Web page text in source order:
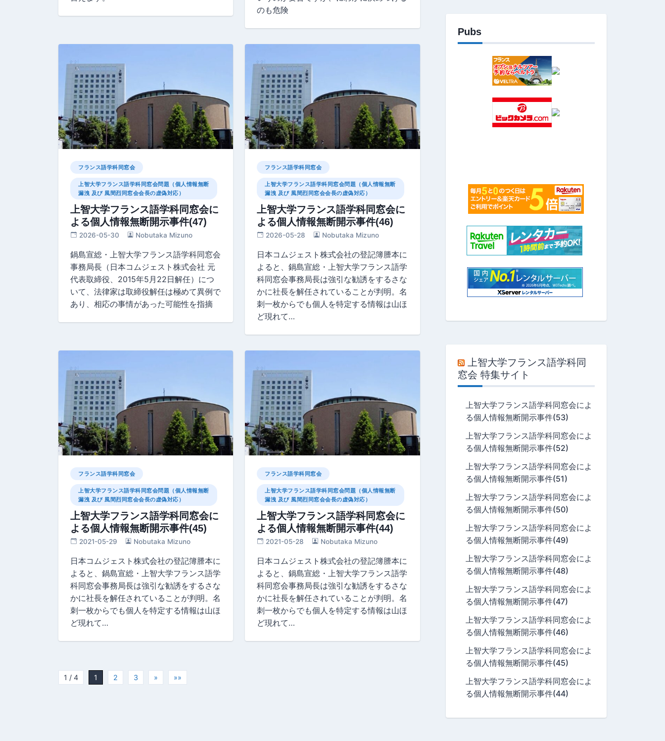
のも危険
フランス語学科同窓会
上智大学フランス語学科同窓会問題（個人情報無断
漏洩 及び 風間烈同窓会会長の虚偽対応）
上智大学フランス語学科同窓会に
よる個人情報無断開示事件(47)
2026-05-30 Nobutaka Mizuno
鍋島宣総・上智大学フランス語学科同窓会
事務局長（日本コムジェスト株式会社 元
代表取締役、2015年5月22日解任）につ
いて、法律家は取締役解任は極めて異例で
あり、相応の事情があった可能性を指摘
フランス語学科同窓会
上智大学フランス語学科同窓会問題（個人情報無断
漏洩 及び 風間烈同窓会会長の虚偽対応）
上智大学フランス語学科同窓会に
よる個人情報無断開示事件(46)
2026-05-28 Nobutaka Mizuno
日本コムジェスト株式会社の登記簿謄本に
よると、鍋島宣総・上智大学フランス語学
科同窓会事務局長は強引な勧誘をするさな
かに社長を解任されていることが判明。名
刺一枚からでも個人を特定する情報は山ほ
ど現れて…
フランス語学科同窓会
上智大学フランス語学科同窓会問題（個人情報無断
漏洩 及び 風間烈同窓会会長の虚偽対応）
上智大学フランス語学科同窓会に
よる個人情報無断開示事件(45)
2021-05-29 Nobutaka Mizuno
日本コムジェスト株式会社の登記簿謄本に
よると、鍋島宣総・上智大学フランス語学
科同窓会事務局長は強引な勧誘をするさな
かに社長を解任されていることが判明。名
刺一枚からでも個人を特定する情報は山ほ
ど現れて…
フランス語学科同窓会
上智大学フランス語学科同窓会問題（個人情報無断
漏洩 及び 風間烈同窓会会長の虚偽対応）
上智大学フランス語学科同窓会に
よる個人情報無断開示事件(44)
2021-05-28 Nobutaka Mizuno
日本コムジェスト株式会社の登記簿謄本に
よると、鍋島宣総・上智大学フランス語学
科同窓会事務局長は強引な勧誘をするさな
かに社長を解任されていることが判明。名
刺一枚からでも個人を特定する情報は山ほ
ど現れて…
1 / 4 1 2 3 » »»
Pubs
上智大学フランス語学科同
窓会 特集サイト
上智大学フランス語学科同窓会によ
る個人情報無断開示事件(53)
上智大学フランス語学科同窓会によ
る個人情報無断開示事件(52)
上智大学フランス語学科同窓会によ
る個人情報無断開示事件(51)
上智大学フランス語学科同窓会によ
る個人情報無断開示事件(50)
上智大学フランス語学科同窓会によ
る個人情報無断開示事件(49)
上智大学フランス語学科同窓会によ
る個人情報無断開示事件(48)
上智大学フランス語学科同窓会によ
る個人情報無断開示事件(47)
上智大学フランス語学科同窓会によ
る個人情報無断開示事件(46)
上智大学フランス語学科同窓会によ
る個人情報無断開示事件(45)
上智大学フランス語学科同窓会によ
る個人情報無断開示事件(44)